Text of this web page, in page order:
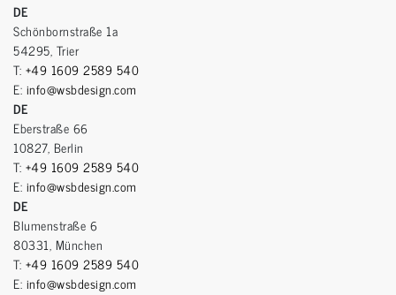
DE
Schönbornstraße 1a
54295, Trier
T: +49 1609 2589 540
E: info@wsbdesign.com
DE
Eberstraße 66
10827, Berlin
T: +49 1609 2589 540
E: info@wsbdesign.com
DE
Blumenstraße 6
80331, München
T: +49 1609 2589 540
E: info@wsbdesign.com